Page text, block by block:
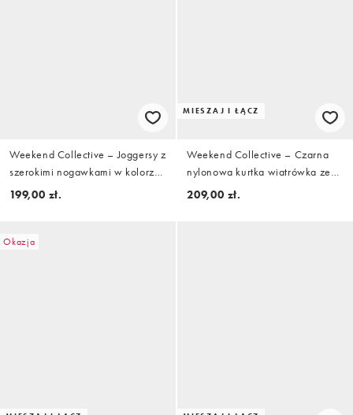
Weekend Collective – Joggersy z
szerokimi nogawkami w kolorze
złamanej bieli z nadrukiem
199,00 zł.
MIESZAJ I ŁĄCZ
Weekend Collective – Czarna
nylonowa kurtka wiatrówka ze
stójką, część zestawu
209,00 zł.
Okazja